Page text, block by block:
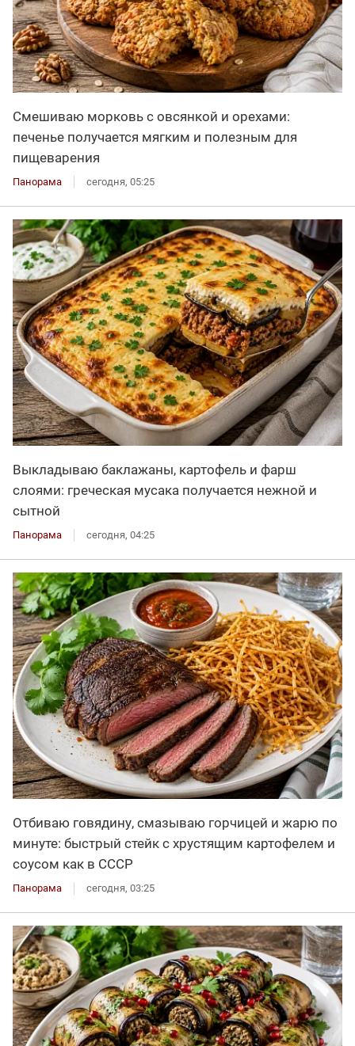
Смешиваю морковь с овсянкой и орехами:
печенье получается мягким и полезным для
пищеварения
Панорама сегодня, 05:25
Выкладываю баклажаны, картофель и фарш
слоями: греческая мусака получается нежной и
сытной
Панорама сегодня, 04:25
Отбиваю говядину, смазываю горчицей и жарю по
минуте: быстрый стейк с хрустящим картофелем и
соусом как в СССР
Панорама сегодня, 03:25